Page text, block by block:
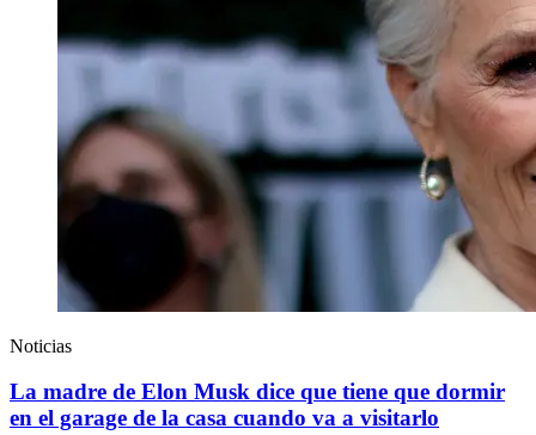
Noticias
La madre de Elon Musk dice que tiene que dormir
en el garage de la casa cuando va a visitarlo